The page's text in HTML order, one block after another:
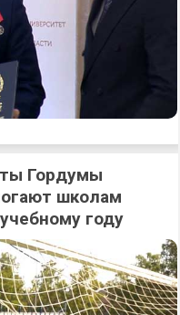
Гордумы
школам
году